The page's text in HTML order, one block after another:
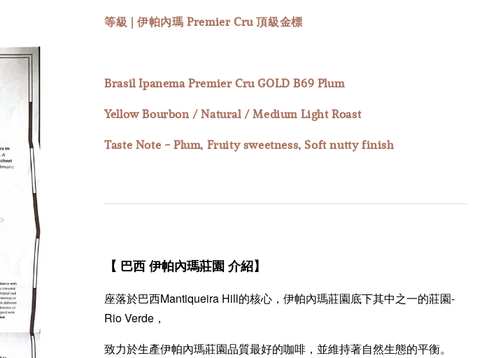
等級 | 伊帕內瑪 Premier Cru 頂級金標
Brasil Ipanema Premier Cru GOLD B69 Plum
Yellow Bourbon / Natural / Medium Light Roast
Taste Note - Plum, Fruity sweetness, Soft nutty finish
【 巴西 伊帕內瑪莊園 介紹】
座落於巴西Mantiqueira Hill的核心，伊帕內瑪莊園底下其中之一的莊園-
Rio Verde，
致力於生產伊帕內瑪莊園品質最好的咖啡，並維持著自然生態的平衡。